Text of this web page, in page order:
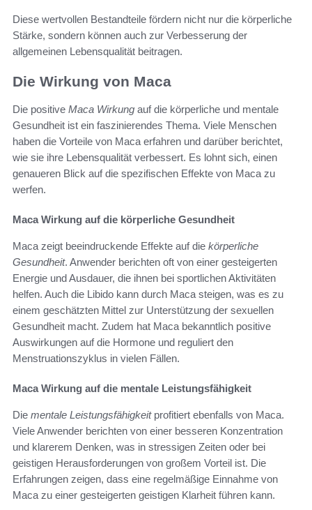
Diese wertvollen Bestandteile fördern nicht nur die körperliche
Stärke, sondern können auch zur Verbesserung der
allgemeinen Lebensqualität beitragen.
Die Wirkung von Maca
Die positive Maca Wirkung auf die körperliche und mentale
Gesundheit ist ein faszinierendes Thema. Viele Menschen
haben die Vorteile von Maca erfahren und darüber berichtet,
wie sie ihre Lebensqualität verbessert. Es lohnt sich, einen
genaueren Blick auf die spezifischen Effekte von Maca zu
werfen.
Maca Wirkung auf die körperliche Gesundheit
Maca zeigt beeindruckende Effekte auf die körperliche
Gesundheit. Anwender berichten oft von einer gesteigerten
Energie und Ausdauer, die ihnen bei sportlichen Aktivitäten
helfen. Auch die Libido kann durch Maca steigen, was es zu
einem geschätzten Mittel zur Unterstützung der sexuellen
Gesundheit macht. Zudem hat Maca bekanntlich positive
Auswirkungen auf die Hormone und reguliert den
Menstruationszyklus in vielen Fällen.
Maca Wirkung auf die mentale Leistungsfähigkeit
Die mentale Leistungsfähigkeitprofitiert ebenfalls von Maca.
Viele Anwender berichten von einer besseren Konzentration
und klarerem Denken, was in stressigen Zeiten oder bei
geistigen Herausforderungen von großem Vorteil ist. Die
Erfahrungen zeigen, dass eine regelmäßige Einnahme von
Maca zu einer gesteigerten geistigen Klarheit führen kann.